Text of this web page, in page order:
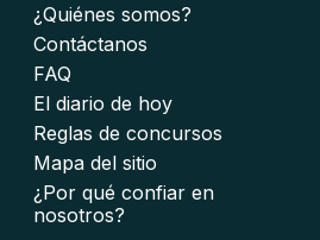
¿Quiénes somos?
Contáctanos
FAQ
El diario de hoy
Reglas de concursos
Mapa del sitio
¿Por qué confiar en
nosotros?